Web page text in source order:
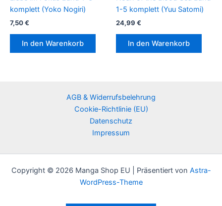
komplett (Yoko Nogiri)
7,50€
In den Warenkorb
1-5 komplett (Yuu Satomi)
24,99 €
In den Warenkorb
AGB & Widerrufsbelehrung
Cookie-Richtlinie (EU)
Datenschutz
Impressum
Copyright © 2026 Manga Shop EU | Präsentiert von Astra-
WordPress-Theme